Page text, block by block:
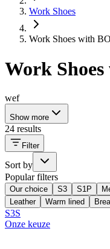
Work Shoes
Work Shoes with
Work
wef
Show more
24 results
Filter
Sort by
Popular filters
Our choice S3 S1P
Leather
Warm lined
S3S
Onze keuze